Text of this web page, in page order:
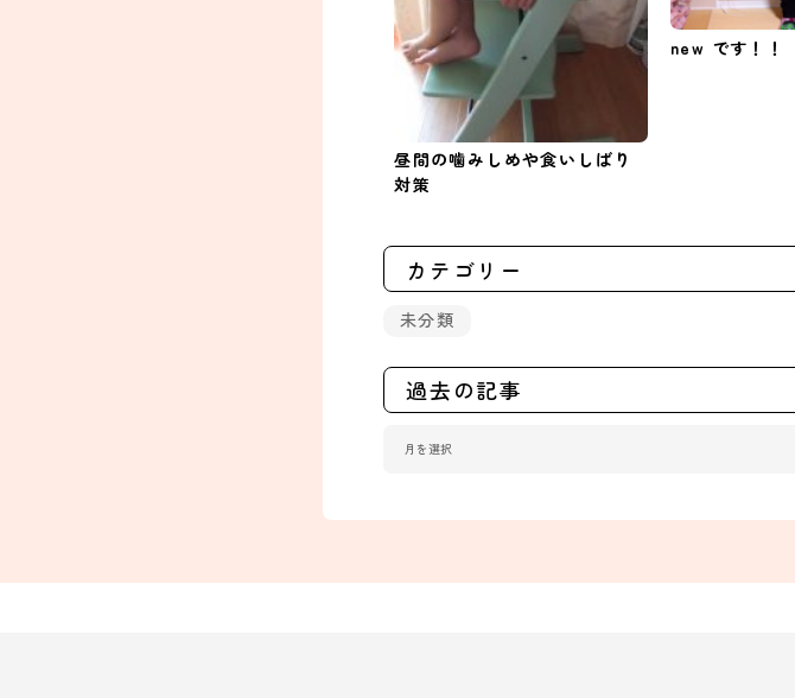
昼間の噛みしめや食いしばり
対策
new です！！
カテゴリー
未分類
過去の記事